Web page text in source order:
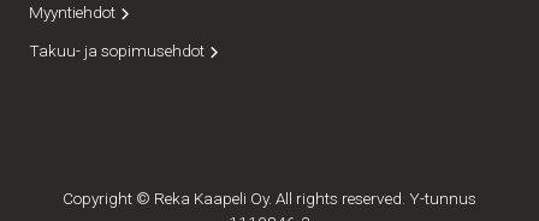
Myyntiehdot
Takuu- ja sopimusehdot
Copyright © Reka Kaapeli Oy. All rights reserved. Y-tunnus